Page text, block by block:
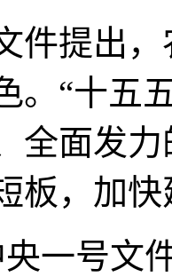
提出，
。“十五
全面发
板，加
号文件